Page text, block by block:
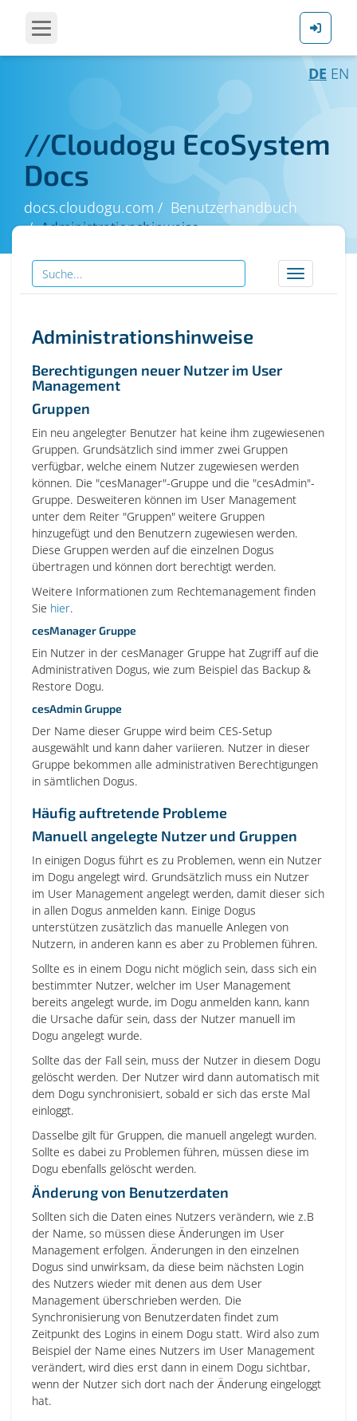
DE EN
//Cloudogu EcoSystem
Docs
docs.cloudogu.com
Benutzerhandbuch
Administrationshinweise
Toggle
navigation
Administrationshinweise
Berechtigungen neuer Nutzer im User
Management
Gruppen
Ein neu angelegter Benutzer hat keine ihm zugewiesenen
Gruppen. Grundsätzlich sind immer zwei Gruppen
verfügbar, welche einem Nutzer zugewiesen werden
können. Die "cesManager"-Gruppe und die "cesAdmin"-
Gruppe. Desweiteren können im User Management
unter dem Reiter "Gruppen" weitere Gruppen
hinzugefügt und den Benutzern zugewiesen werden.
Diese Gruppen werden auf die einzelnen Dogus
übertragen und können dort berechtigt werden.
Weitere Informationen zum Rechtemanagement finden
Sie hier.
cesManager Gruppe
Ein Nutzer in der cesManager Gruppe hat Zugriff auf die
Administrativen Dogus, wie zum Beispiel das Backup &
Restore Dogu.
cesAdmin Gruppe
Der Name dieser Gruppe wird beim CES-Setup
ausgewählt und kann daher variieren. Nutzer in dieser
Gruppe bekommen alle administrativen Berechtigungen
in sämtlichen Dogus.
Häufig auftretende Probleme
Manuell angelegte Nutzer und Gruppen
In einigen Dogus führt es zu Problemen, wenn ein Nutzer
im Dogu angelegt wird. Grundsätzlich muss ein Nutzer
im User Management angelegt werden, damit dieser sich
in allen Dogus anmelden kann. Einige Dogus
unterstützen zusätzlich das manuelle Anlegen von
Nutzern, in anderen kann es aber zu Problemen führen.
Sollte es in einem Dogu nicht möglich sein, dass sich ein
bestimmter Nutzer, welcher im User Management
bereits angelegt wurde, im Dogu anmelden kann, kann
die Ursache dafür sein, dass der Nutzer manuell im
Dogu angelegt wurde.
Sollte das der Fall sein, muss der Nutzer in diesem Dogu
gelöscht werden. Der Nutzer wird dann automatisch mit
dem Dogu synchronisiert, sobald er sich das erste Mal
einloggt.
Dasselbe gilt für Gruppen, die manuell angelegt wurden.
Sollte es dabei zu Problemen führen, müssen diese im
Dogu ebenfalls gelöscht werden.
Änderung von Benutzerdaten
Sollten sich die Daten eines Nutzers verändern, wie z.B
der Name, so müssen diese Änderungen im User
Management erfolgen. Änderungen in den einzelnen
Dogus sind unwirksam, da diese beim nächsten Login
des Nutzers wieder mit denen aus dem User
Management überschrieben werden. Die
Synchronisierung von Benutzerdaten findet zum
Zeitpunkt des Logins in einem Dogu statt. Wird also zum
Beispiel der Name eines Nutzers im User Management
verändert, wird dies erst dann in einem Dogu sichtbar,
wenn der Nutzer sich dort nach der Änderung eingeloggt
hat.